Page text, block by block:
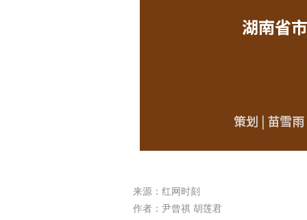
来源：红网时刻
作者：尹曾祺 胡莲君